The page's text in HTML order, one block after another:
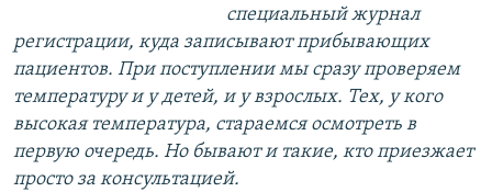
специальный журнал
регистрации, куда записывают прибывающих
пациентов. При поступлении мы сразу проверяем
температуру и у детей, и у взрослых. Тех, у кого
высокая температура, стараемся осмотреть в
первую очередь. Но бывают и такие, кто приезжает
просто за консультацией.